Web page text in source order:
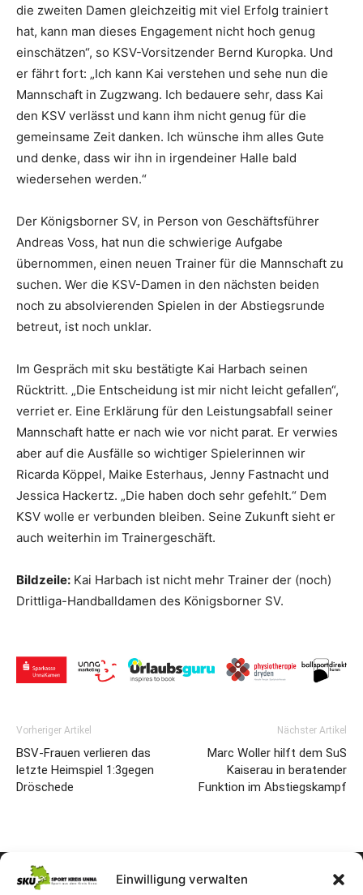
Einwilligung verwalten
die zweiten Damen gleichzeitig mit viel Erfolg trainiert
hat, kann man dieses Engagement nicht hoch genug
einschätzen“, so KSV-Vorsitzender Bernd Kuropka. Und
er fährt fort: „Ich kann Kai verstehen und sehe nun die
Mannschaft in Zugzwang. Ich bedauere sehr, dass Kai
den KSV verlässt und kann ihm nicht genug für die
gemeinsame Zeit danken. Ich wünsche ihm alles Gute
und denke, dass wir ihn in irgendeiner Halle bald
wiedersehen werden.“
Der Königsborner SV, in Person von Geschäftsführer
Andreas Voss, hat nun die schwierige Aufgabe
übernommen, einen neuen Trainer für die Mannschaft zu
suchen. Wer die KSV-Damen in den nächsten beiden
noch zu absolvierenden Spielen in der Abstiegsrunde
betreut, ist noch unklar.
Im Gespräch mit sku bestätigte Kai Harbach seinen
Rücktritt. „Die Entscheidung ist mir nicht leicht gefallen“,
verriet er. Eine Erklärung für den Leistungsabfall seiner
Mannschaft hatte er nach wie vor nicht parat. Er verwies
aber auf die Ausfälle so wichtiger Spielerinnen wir
Ricarda Köppel, Maike Esterhaus, Jenny Fastnacht und
Jessica Hackertz. „Die haben doch sehr gefehlt.“ Dem
KSV wolle er verbunden bleiben. Seine Zukunft sieht er
auch weiterhin im Trainergeschäft.
Bildzeile: Kai Harbach ist nicht mehr Trainer der (noch)
Drittliga-Handballdamen des Königsborner SV.
Vorheriger Artikel
BSV-Frauen verlieren das
letzte Heimspiel 1:3gegen
Dröschede
Nächster Artikel
Marc Woller hilft dem SuS
Kaiserau in beratender
Funktion im Abstiegskampf